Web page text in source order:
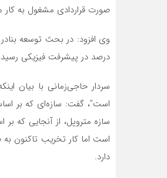
صورت قراردادی مشغول به
درصد در پیشرفت فیزیکی
سردار حاجی‌زمانی با بیان
است”، گفت: سازه‌ای که بر
سازه متروپل، از آنجایی که
است اما کار تخریب تاکنون
دارد.